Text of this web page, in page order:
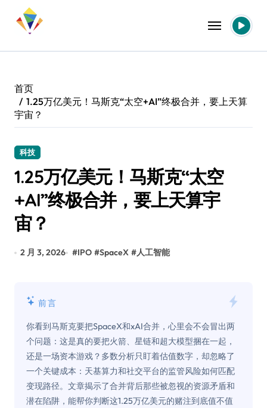
首页
1.25万亿美元！马斯克“太空+AI”终极合并，要上天算
宇宙？
科技
1.25万亿美元！马斯克“太空
+AI”终极合并，要上天算宇
宙？
2 月 3, 2026 #IPO #SpaceX #人工智能
前言
你看到马斯克要把SpaceX和xAI合并，心里会不会冒出两
个问题：这是真的要把火箭、星链和超大模型捆在一起，
还是一场资本游戏？多数分析只盯着估值数字，却忽略了
一个关键成本：天基算力和社交平台的监管风险如何匹配
变现路径。文章揭示了合并背后那些被忽视的资源矛盾和
潜在陷阱，能帮你判断这1.25万亿美元的赌注到底值不值